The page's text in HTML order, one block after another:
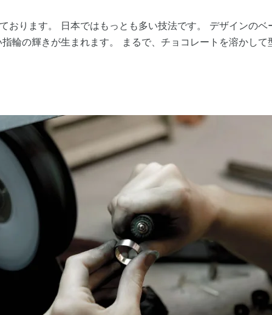
おります。 日本ではもっとも多い技法です。 デザインの
輪の輝きが生まれます。 まるで、チョコレートを溶かし